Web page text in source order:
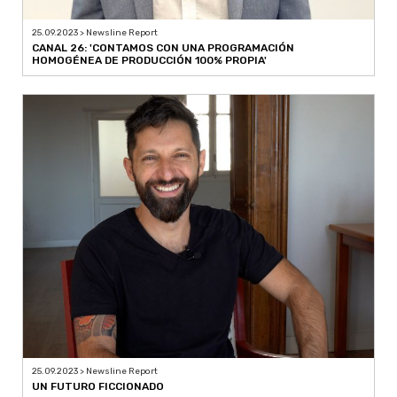
25.09.2023 > Newsline Report
CANAL 26: 'CONTAMOS CON UNA PROGRAMACIÓN
HOMOGÉNEA DE PRODUCCIÓN 100% PROPIA'
25.09.2023 > Newsline Report
UN FUTURO FICCIONADO